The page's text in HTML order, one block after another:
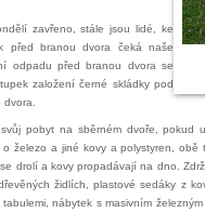
zavřeno, stále jsou lidé, ke
před branou dvora čeká naše
odpadu před branou dvora se
založení černé skládky pod
pobyt na sběrném dvoře, pokud
železo a jiné kovy a polystyren,
drolí a kovy propadávají na dno.
židlích, plastové sedáky z
nábytek s masivním